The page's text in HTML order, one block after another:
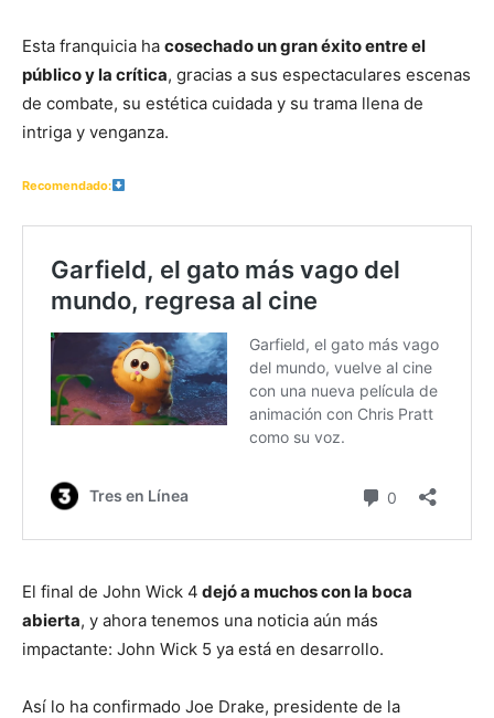
Esta franquicia ha cosechado un gran éxito entre el
público y la crítica, gracias a sus espectaculares escenas
de combate, su estética cuidada y su trama llena de
intriga y venganza.
Recomendado:
El final de John Wick 4 dejó a muchos con la boca
abierta, y ahora tenemos una noticia aún más
impactante: John Wick 5 ya está en desarrollo.
Así lo ha confirmado Joe Drake, presidente de la